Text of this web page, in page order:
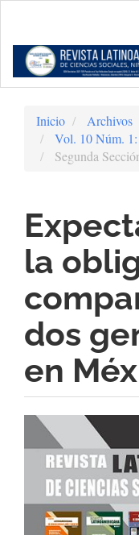
Contenido
principal
Barra
Inicio
Archivos
Vol. 10 Núm.
Segunda
la
dos
en
Barra
lateral
del
artículo